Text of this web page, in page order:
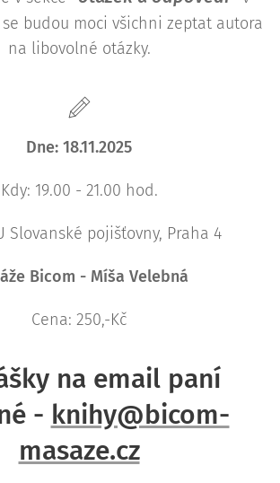
budou moci všichni zeptat autora
na libovolné otázky.
Dne: 18.11.2025
Kdy: 19.00 - 21.00 hod.
Slovanské pojišťovny, Praha 4
Bicom - Míša Velebná
Cena: 250,-Kč
na email paní
- knihy@bicom-
masaze.cz